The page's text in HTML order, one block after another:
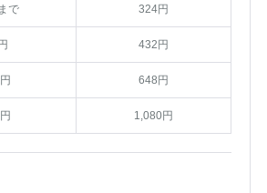
で 324円
432円
648円
1,080円